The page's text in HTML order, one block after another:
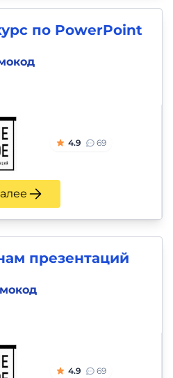
по PowerPoint
4.9 69
презентаций
4.9 69